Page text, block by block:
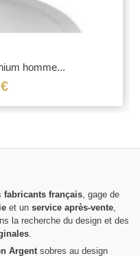
homme...
fabricants français , gage de
et un service après-vente
la recherche du design et des
Argent sobres au design